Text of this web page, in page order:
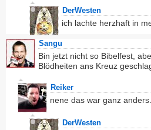
DerWesten
ich lachte herzhaft in
Sangu
Bin jetzt nicht so Bibelfest,
Blödheiten ans Kreuz
Reiker
nene das war ganz
DerWesten